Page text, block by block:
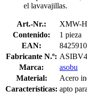
el lavavajillas.
Art.-Nr.:
XMW-
Contenido:
1 pieza
EAN:
Fabricante N.º:
Marca:
asobu
Material:
Acero
Características: apto